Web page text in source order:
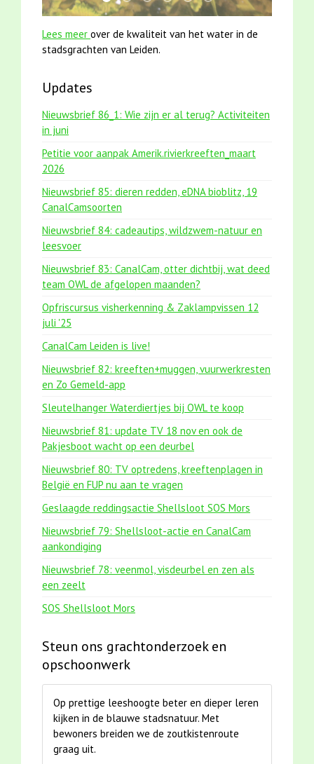
Lees meer over de kwaliteit van het water in de
stadsgrachten van Leiden.
Updates
Nieuwsbrief 86_1: Wie zijn er al terug? Activiteiten
in juni
Petitie voor aanpak Amerik.rivierkreeften_maart
2026
Nieuwsbrief 85: dieren redden, eDNA bioblitz, 19
CanalCamsoorten
Nieuwsbrief 84: cadeautips, wildzwem-natuur en
leesvoer
Nieuwsbrief 83: CanalCam, otter dichtbij, wat deed
team OWL de afgelopen maanden?
Opfriscursus visherkenning & Zaklampvissen 12
juli '25
CanalCam Leiden is live!
Nieuwsbrief 82: kreeften+muggen, vuurwerkresten
en Zo Gemeld-app
Sleutelhanger Waterdiertjes bij OWL te koop
Nieuwsbrief 81: update TV 18 nov en ook de
Pakjesboot wacht op een deurbel
Nieuwsbrief 80: TV optredens, kreeftenplagen in
België en FUP nu aan te vragen
Geslaagde reddingsactie Shellsloot SOS Mors
Nieuwsbrief 79: Shellsloot-actie en CanalCam
aankondiging
Nieuwsbrief 78: veenmol, visdeurbel en zen als
een zeelt
SOS Shellsloot Mors
Steun ons grachtonderzoek en
opschoonwerk
Op prettige leeshoogte beter en dieper leren
kijken in de blauwe stadsnatuur. Met
bewoners breiden we de zoutkistenroute
graag uit.